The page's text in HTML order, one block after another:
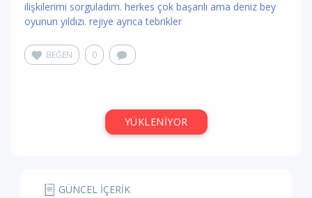
ilişkilerimi sorguladım. herkes çok başarılı ama deniz bey
oyunun yıldızı. rejiye ayrıca tebrikler
BEĞEN 0
YÜKLENİYOR
GÜNCEL İÇERİK